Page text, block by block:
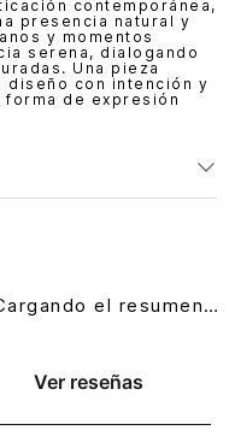
contemporánea,
presencia natural y
y momentos
serena, dialogando
Una pieza
diseño con intención y
forma de expresión
Ver reseñas
el resumen…